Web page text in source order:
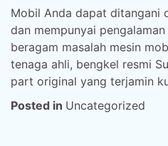
Mobil Anda dapat ditangani
dan mempunyai
beragam masalah mesin
tenaga ahli, bengkel resmi
part original yang terjamin
Posted in Uncategorized